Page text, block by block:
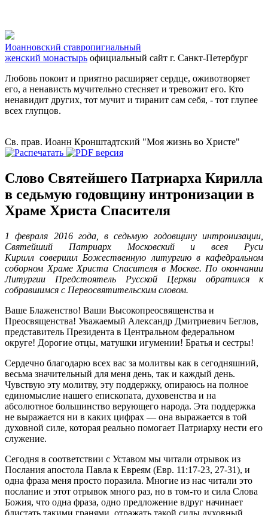
Иоанновский ставропигиальный
женский монастырь официальный сайт г. Санкт-Петербург
Любовь покоит и приятно расширяет сердце, оживотворяет
его, а ненависть мучительно стесняет и тревожит его. Кто
ненавидит других, тот мучит и тиранит сам себя, - тот глупее
всех глупцов.
Св. прав. Иоанн Кронштадтский "Моя жизнь во Христе"
Слово Святейшего Патриарха Кирилла
в седьмую годовщину интронизации в
Храме Христа Спасителя
1 февраля 2016 года, в седьмую годовщину интронизации,
Святейший Патриарх Московский и всея Руси
Кирилл совершил Божественную литургию в кафедральном
соборном Храме Христа Спасителя в Москве. По окончании
Литургии Предстоятель Русской Церкви обратился к
собравшимся с Первосвятительским словом.
Ваше Блаженство! Ваши Высокопреосвященства и
Преосвященства! Уважаемый Александр Дмитриевич Беглов,
представитель Президента в Центральном федеральном
округе! Дорогие отцы, матушки игумении! Братья и сестры!
Сердечно благодарю всех вас за молитвы как в сегодняшний,
весьма значительный для меня день, так и каждый день.
Чувствую эту молитву, эту поддержку, опираюсь на полное
единомыслие нашего епископата, духовенства и на
абсолютное большинство верующего народа. Эта поддержка
не выражается ни в каких цифрах — она выражается в той
духовной силе, которая реально помогает Патриарху нести его
служение.
Сегодня в соответствии с Уставом мы читали отрывок из
Послания апостола Павла к Евреям (Евр. 11:17-23, 27-31), и
одна фраза меня просто поразила. Многие из нас читали это
послание и этот отрывок много раз, но в том-то и сила Слова
Божия, что одна фраза, одно предложение вдруг начинает
блистать такими гранями, отражать такой силы духовный